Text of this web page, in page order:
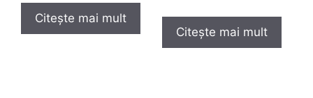
Citește mai mult
Citește mai mult